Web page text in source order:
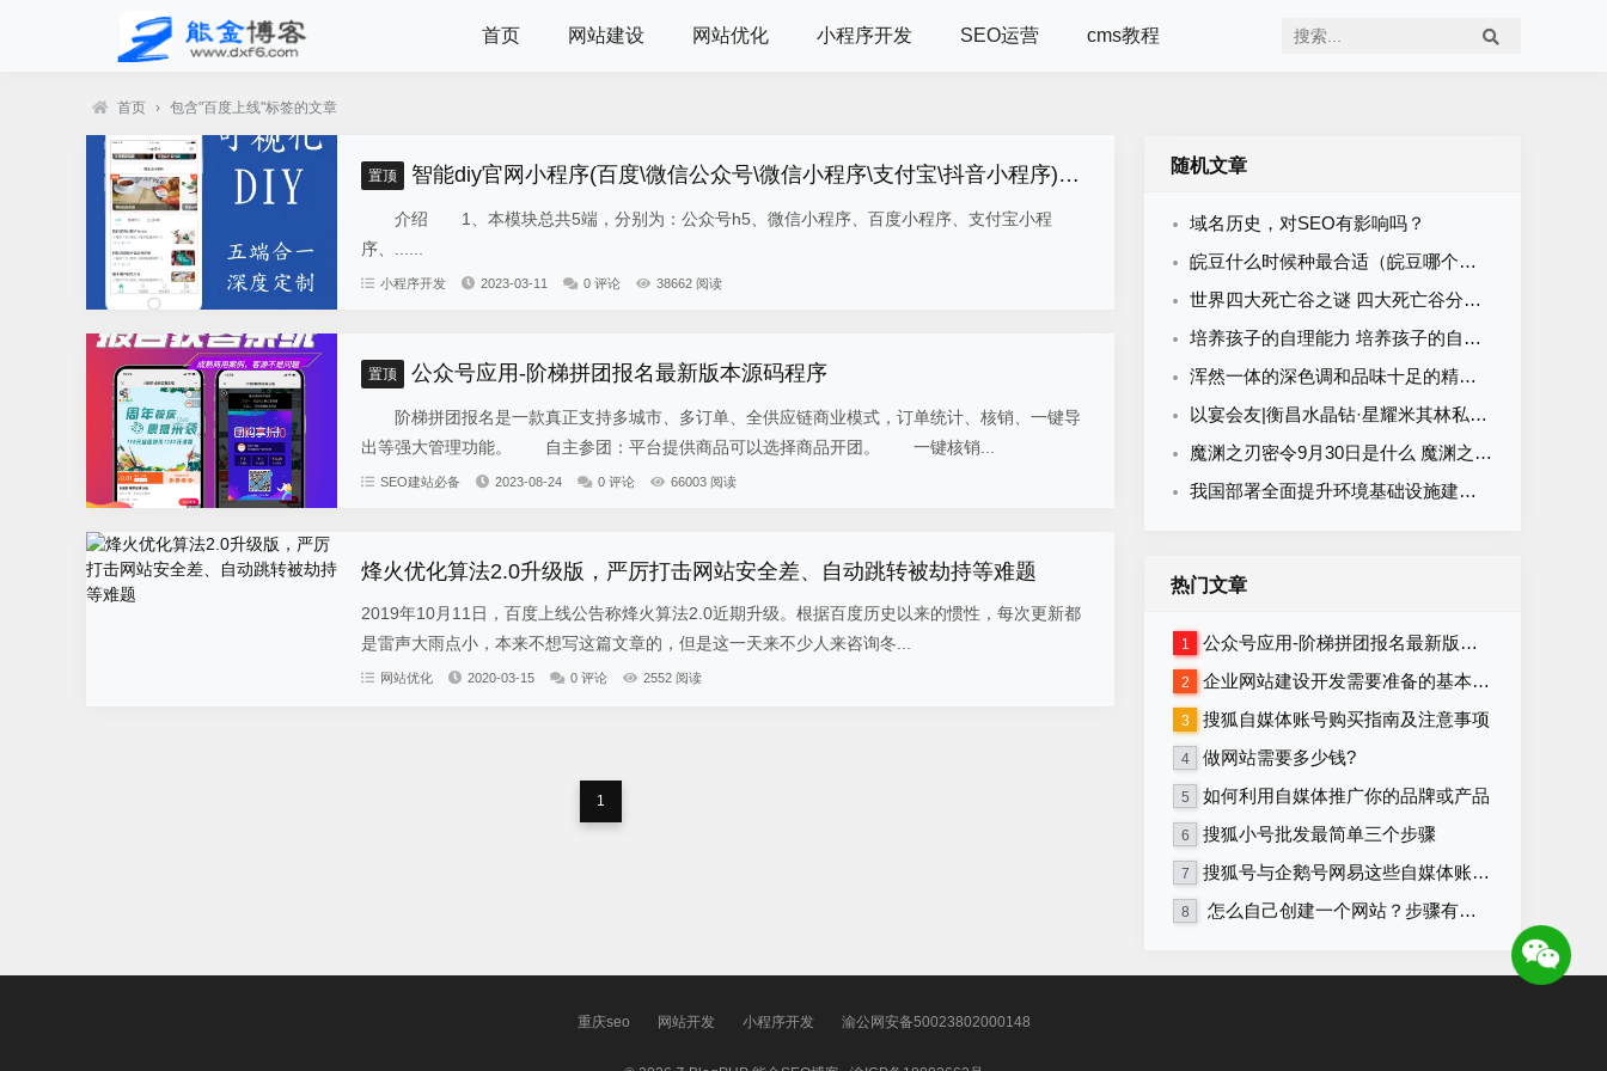
首页 网站建设 网站优化 小程序开发 SEO运营 cms教程
首页 › 包含"百度上线"标签的文章
置顶 智能diy官网小程序(百度\微信公众号\微信小程序\支付宝\抖音小程序)独立版
介绍 1、本模块总共5端，分别为：公众号h5、微信小程序、百度小程序、支付宝小程
序、......
小程序开发 2023-03-11 0 评论 38662 阅读
置顶 公众号应用-阶梯拼团报名最新版本源码程序
阶梯拼团报名是一款真正支持多城市、多订单、全供应链商业模式，订单统计、核销、一键导
出等强大管理功能。 自主参团：平台提供商品可以选择商品开团。 一键核销...
SEO建站必备 2023-08-24 0 评论 66003 阅读
烽火优化算法2.0升级版，严厉打击网站安全差、自动跳转被劫持等难题
2019年10月11日，百度上线公告称烽火算法2.0近期升级。根据百度历史以来的惯性，每次更新都
是雷声大雨点小，本来不想写这篇文章的，但是这一天来不少人来咨询冬...
网站优化 2020-03-15 0 评论 2552 阅读
1
随机文章
域名历史，对SEO有影响吗？
皖豆什么时候种最合适（皖豆哪个品种好）
世界四大死亡谷之谜 四大死亡谷分别介绍
培养孩子的自理能力 培养孩子的自理能力家长心得
浑然一体的深色调和品味十足的精致设计：墨尔本现代海滨住宅剖析
以宴会友|衡昌水晶钻·星耀米其林私宴全国首站完美收官，打破常规引领白酒新风潮！
魔渊之刃密令9月30日是什么 魔渊之刃9月30日密令一览
我国部署全面提升环境基础设施建设水平
热门文章
1 公众号应用-阶梯拼团报名最新版本源码程序
2 企业网站建设开发需要准备的基本资料
3 搜狐自媒体账号购买指南及注意事项
4 做网站需要多少钱?
5 如何利用自媒体推广你的品牌或产品
6 搜狐小号批发最简单三个步骤
7 搜狐号与企鹅号网易这些自媒体账号在哪里购买？
8 怎么自己创建一个网站？步骤有哪些？
重庆seo 网站开发 小程序开发 渝公网安备50023802000148